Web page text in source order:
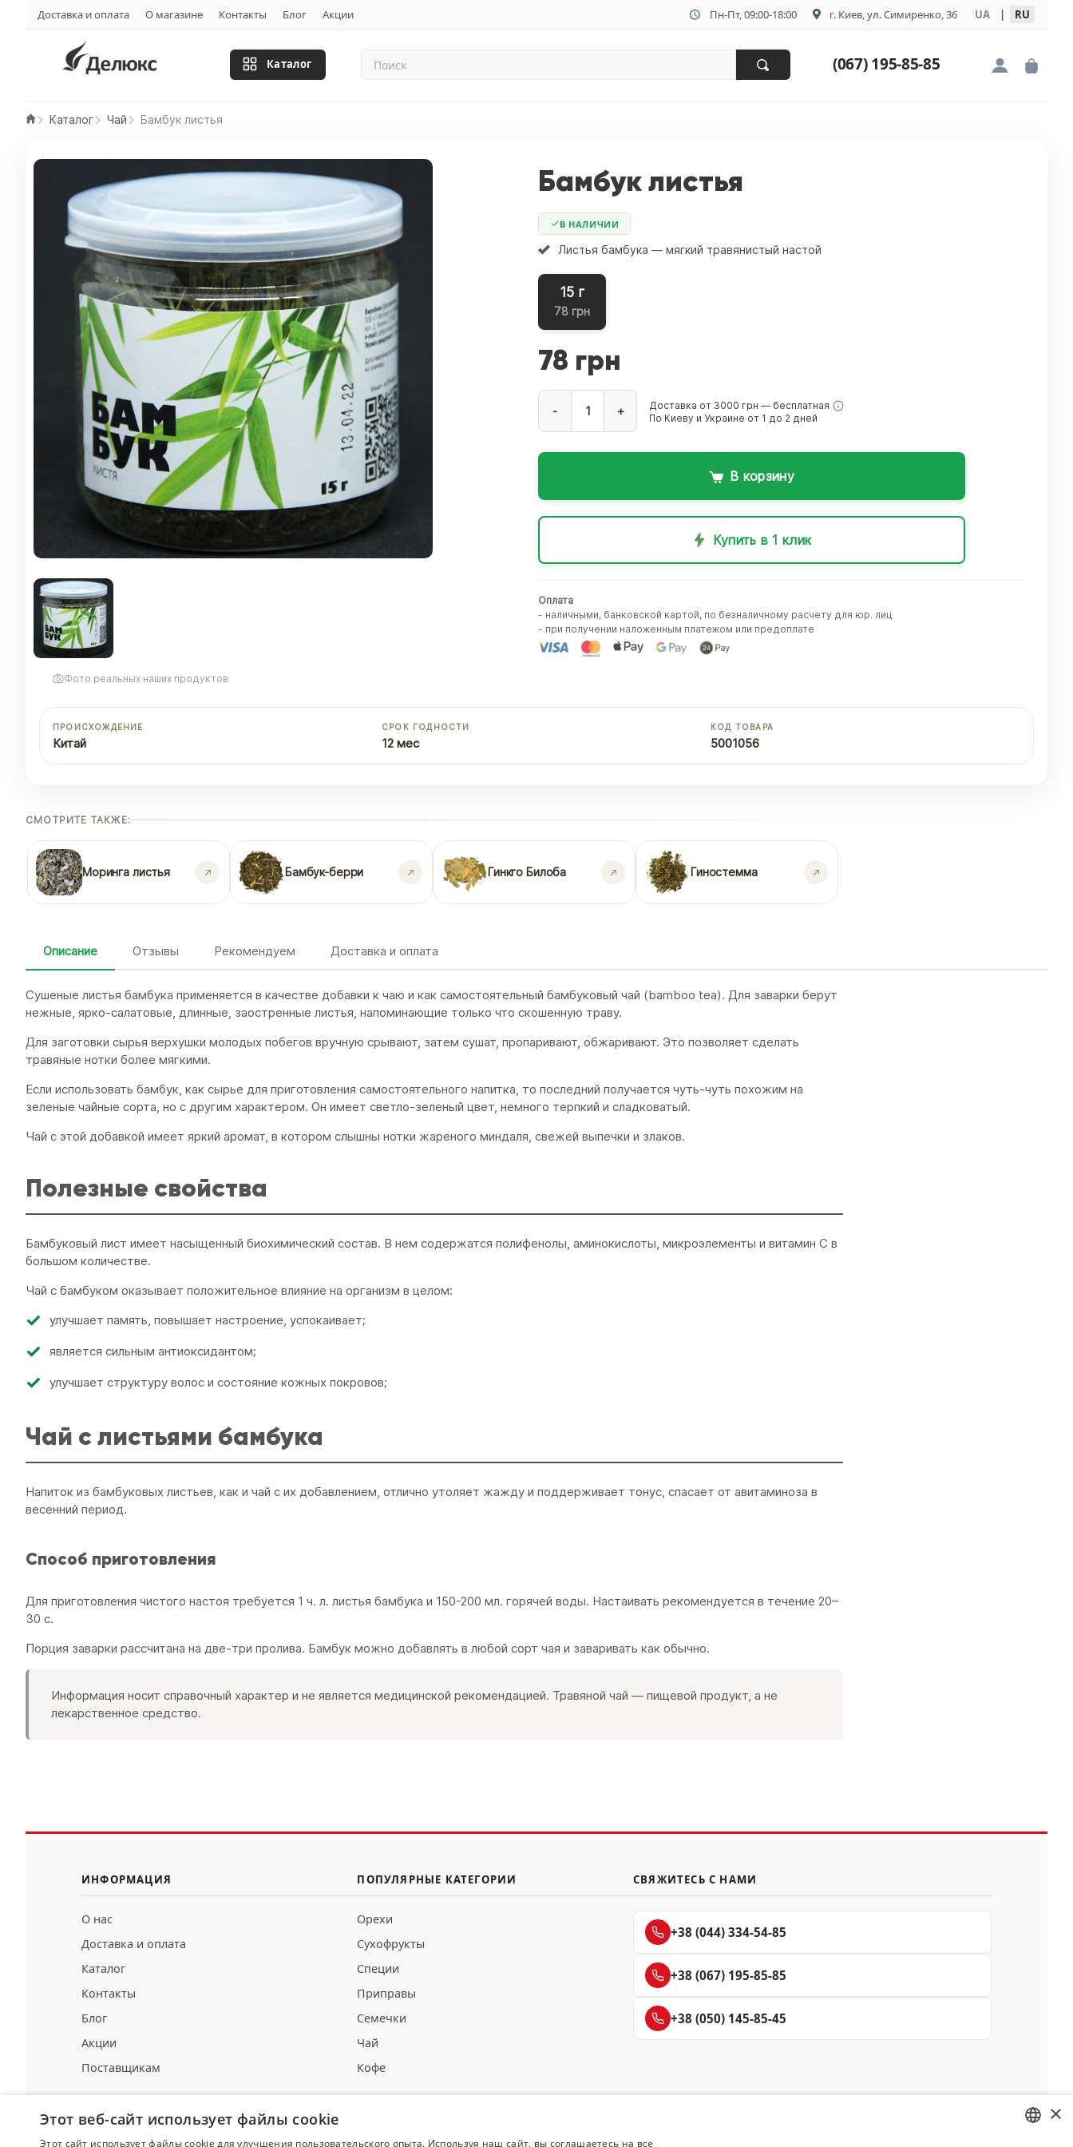
Доставка и оплата О магазине Контакты Блог Акции Пн-Пт, 09:00-18:00 г. Киев, ул. Симиренко, 36 UA | RU
Каталог (067) 195-85-85
Каталог Чай Бамбук листья
Фото реальных наших продуктов
Бамбук листья
В НАЛИЧИИ
Листья бамбука — мягкий травянистый настой
15 г
78 грн
78 грн
- +
Доставка от 3000 грн — бесплатная
По Киеву и Украине от 1 до 2 дней
В корзину
Купить в 1 клик
Оплата
- наличными, банковской картой, по безналичному расчету для юр. лиц
- при получении наложенным платежом или предоплате
ПРОИСХОЖДЕНИЕ
Китай
СРОК ГОДНОСТИ
12 мес
КОД ТОВАРА
5001056
СМОТРИТЕ ТАКЖЕ:
Моринга листья Бамбук-берри Гинкго Билоба Гиностемма
Описание Отзывы Рекомендуем Доставка и оплата
Сушеные листья бамбука применяется в качестве добавки к чаю и как самостоятельный бамбуковый чай (bamboo tea). Для заварки берут
нежные, ярко-салатовые, длинные, заостренные листья, напоминающие только что скошенную траву.
Для заготовки сырья верхушки молодых побегов вручную срывают, затем сушат, пропаривают, обжаривают. Это позволяет сделать
травяные нотки более мягкими.
Если использовать бамбук, как сырье для приготовления самостоятельного напитка, то последний получается чуть-чуть похожим на
зеленые чайные сорта, но с другим характером. Он имеет светло-зеленый цвет, немного терпкий и сладковатый.
Чай с этой добавкой имеет яркий аромат, в котором слышны нотки жареного миндаля, свежей выпечки и злаков.
Полезные свойства
Бамбуковый лист имеет насыщенный биохимический состав. В нем содержатся полифенолы, аминокислоты, микроэлементы и витамин С в
большом количестве.
Чай с бамбуком оказывает положительное влияние на организм в целом:
улучшает память, повышает настроение, успокаивает;
является сильным антиоксидантом;
улучшает структуру волос и состояние кожных покровов;
Чай с листьями бамбука
Напиток из бамбуковых листьев, как и чай с их добавлением, отлично утоляет жажду и поддерживает тонус, спасает от авитаминоза в
весенний период.
Способ приготовления
Для приготовления чистого настоя требуется 1 ч. л. листья бамбука и 150-200 мл. горячей воды. Настаивать рекомендуется в течение 20–
30 с.
Порция заварки рассчитана на две-три пролива. Бамбук можно добавлять в любой сорт чая и заваривать как обычно.
Информация носит справочный характер и не является медицинской рекомендацией. Травяной чай — пищевой продукт, а не
лекарственное средство.
ИНФОРМАЦИЯ
О нас
Доставка и оплата
Каталог
Контакты
Блог
Акции
Поставщикам
ПОПУЛЯРНЫЕ КАТЕГОРИИ
Орехи
Сухофрукты
Специи
Приправы
Семечки
Чай
Кофе
СВЯЖИТЕСЬ С НАМИ
+38 (044) 334-54-85
+38 (067) 195-85-85
+38 (050) 145-85-45
×
Этот веб-сайт использует файлы cookie
Этот сайт использует файлы cookie для улучшения пользовательского опыта. Используя наш сайт, вы соглашаетесь на все